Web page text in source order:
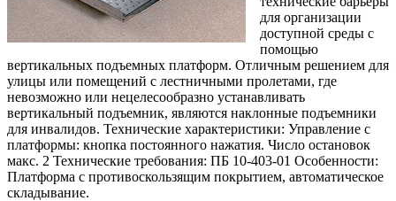
для организации
доступной среды с
помощью
вертикальных подъемных платформ. Отличным решением для
улицы или помещений с лестничными пролетами, где
невозможно или нецелесообразно устанавливать
вертикальный подъемник, являются наклонные подъемники
для инвалидов. Технические характеристики: Управление с
платформы: кнопка постоянного нажатия. Число остановок
макс. 2 Технические требования: ПБ 10-403-01 Особенности:
Платформа с противоскользящим покрытием, автоматическое
складывание.